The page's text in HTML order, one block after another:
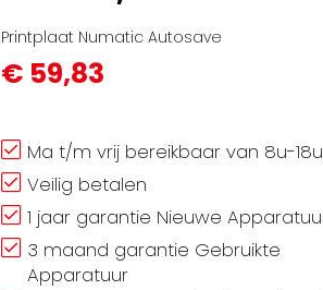
Printplaat Numatic Autosave
€ 59,83
Ma t/m vrij bereikbaar van 8u-18u
Veilig betalen
1 jaar garantie Nieuwe
3 maand garantie Gebruikte
Apparatuur